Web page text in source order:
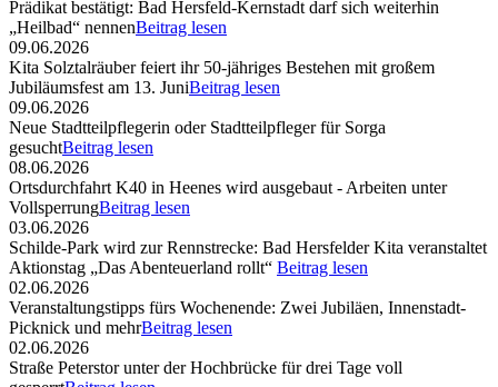
Prädikat bestätigt: Bad Hersfeld-Kernstadt darf sich weiterhin
„Heilbad“ nennenBeitrag lesen
09.06.2026
Kita Solztalräuber feiert ihr 50-jähriges Bestehen mit großem
Jubiläumsfest am 13. JuniBeitrag lesen
09.06.2026
Neue Stadtteilpflegerin oder Stadtteilpfleger für Sorga
gesuchtBeitrag lesen
08.06.2026
Ortsdurchfahrt K40 in Heenes wird ausgebaut - Arbeiten unter
VollsperrungBeitrag lesen
03.06.2026
Schilde-Park wird zur Rennstrecke: Bad Hersfelder Kita veranstaltet
Aktionstag „Das Abenteuerland rollt“ Beitrag lesen
02.06.2026
Veranstaltungstipps fürs Wochenende: Zwei Jubiläen, Innenstadt-
Picknick und mehrBeitrag lesen
02.06.2026
Straße Peterstor unter der Hochbrücke für drei Tage voll